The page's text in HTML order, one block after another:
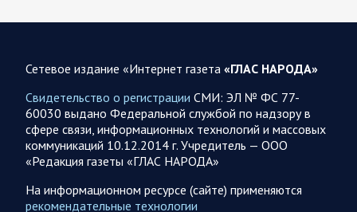
08.08.2026 10:05
Спецоперация
397 украинских БПЛА сбито ПВО ночью над 15 субъектами
Белгородской, Брянской, Воронежской, Курской, Липецкой,
Орловской,…
08.08.2026 09:45
Саратовская область
После реализации инвестиционного проекта
Аткарской птицефабрики предприятию необходимо
Сетевое издание «Интернет газета «ГЛАС НАРОДА»
Свидетельство о регистрации СМИ: ЭЛ № ФС 77-
60030 выдано Федеральной службой по надзору в
сфере связи, информационных технологий и массовых
коммуникаций 10.12.2014 г. Учредитель — ООО
«Редакция газеты «ГЛАС НАРОДА»
На информационном ресурсе (сайте) применяются
рекомендательные технологии